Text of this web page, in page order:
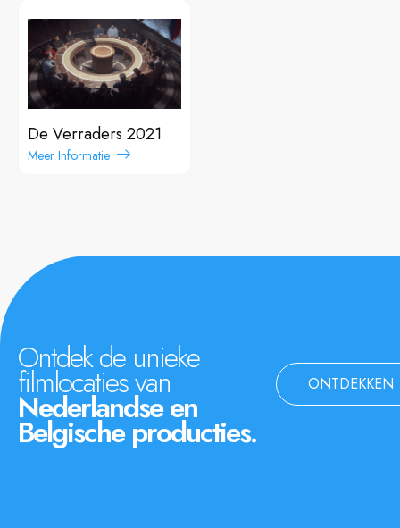
De Verraders 2021
Meer Informatie
Ontdek de unieke
filmlocaties van
Nederlandse en
Belgische producties.
ONTDEKKEN